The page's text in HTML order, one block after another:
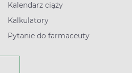
Kalendarz ciąży
Kalkulatory
Pytanie do farmaceuty